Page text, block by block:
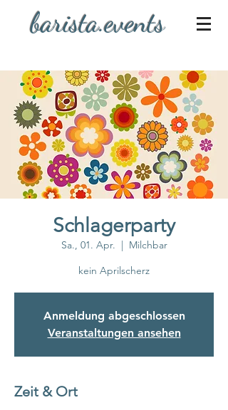
barista.events
Schlagerparty
Sa., 01. Apr.
  |
Milchbar
kein Aprilscherz
Anmeldung abgeschlossen
Veranstaltungen ansehen
Zeit & Ort